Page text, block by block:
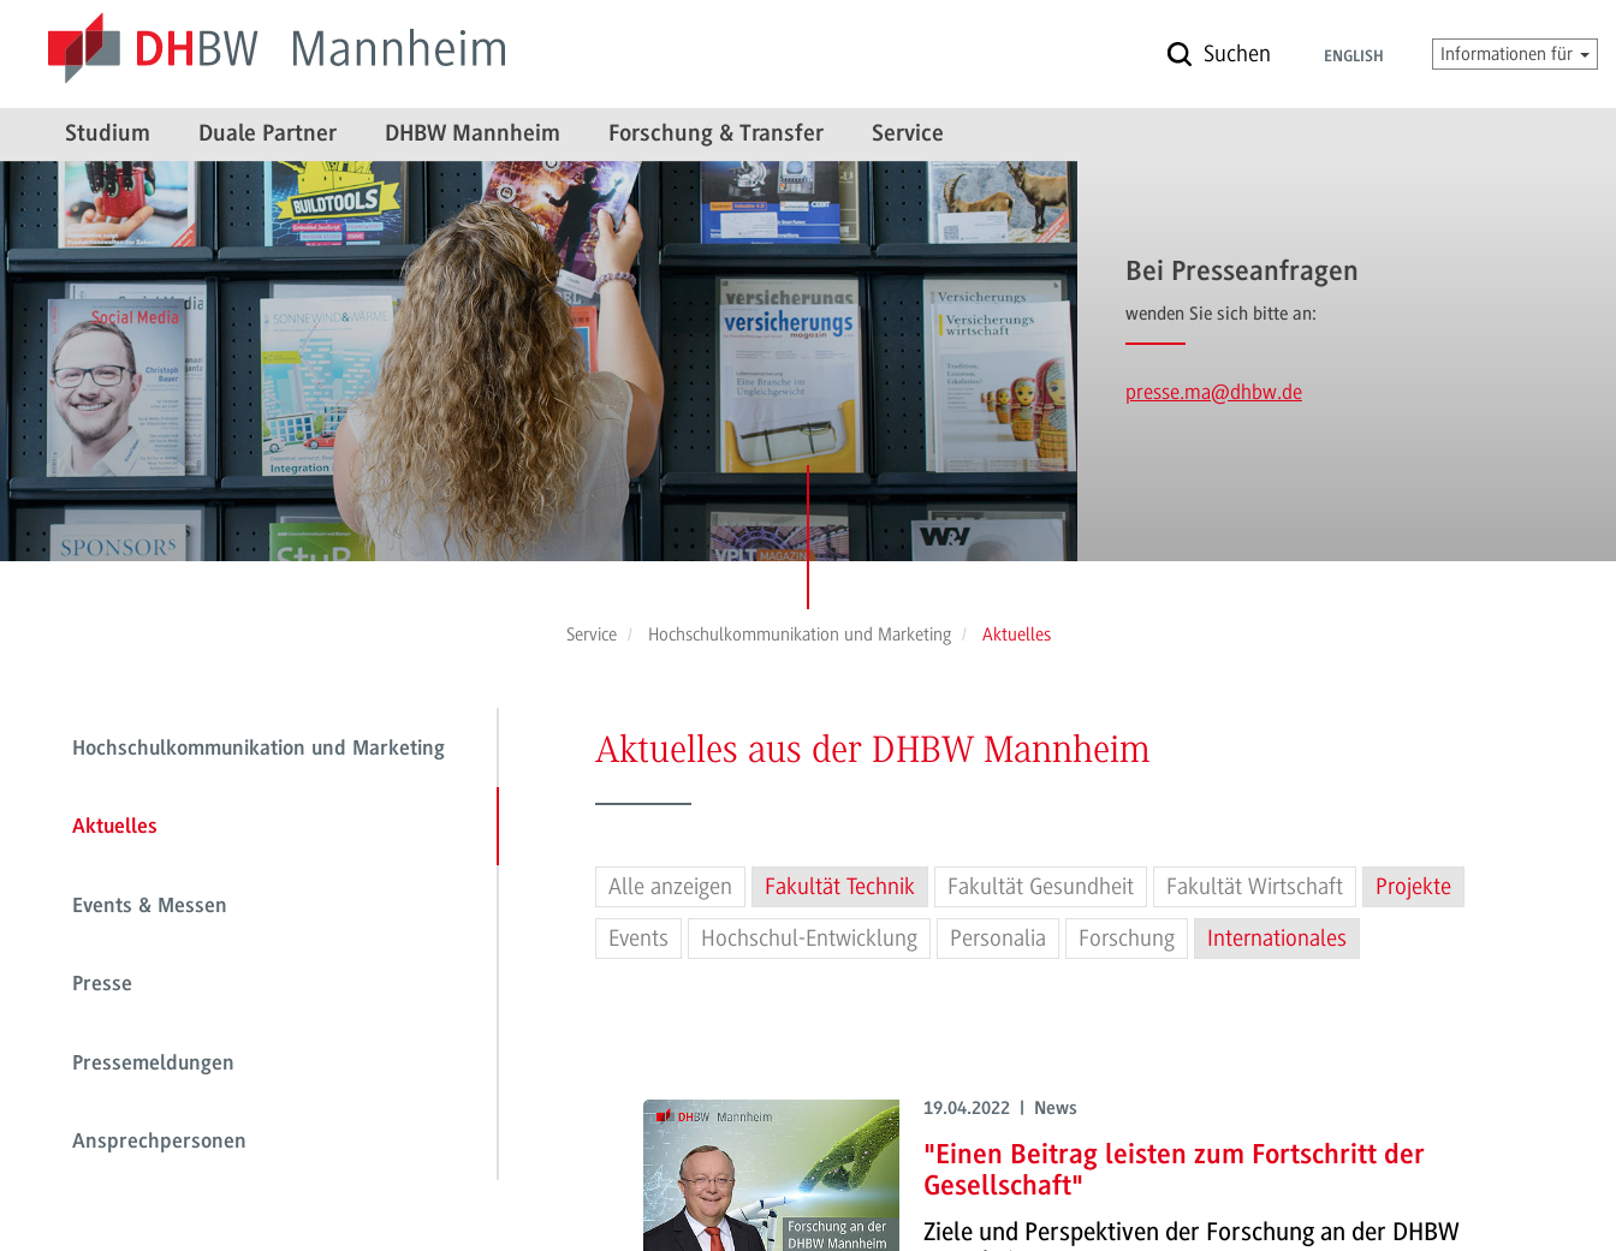
Suchen ENGLISH Informationen für
Studium Duale Partner DHBW Mannheim Forschung & Transfer Service
Bei Presseanfragen
wenden Sie sich bitte an:
presse.ma@dhbw.de
Service Hochschulkommunikation und Marketing Aktuelles
Hochschulkommunikation und Marketing
Aktuelles
Events & Messen
Presse
Pressemeldungen
Ansprechpersonen
Aktuelles aus der DHBW Mannheim
Alle anzeigen Fakultät Technik Fakultät Gesundheit Fakultät Wirtschaft
Projekte
Events
Hochschul-Entwicklung Personalia Forschung Internationales
19.04.2022 | News
"Einen Beitrag leisten zum Fortschritt der
Gesellschaft"
Ziele und Perspektiven der Forschung an der DHBW